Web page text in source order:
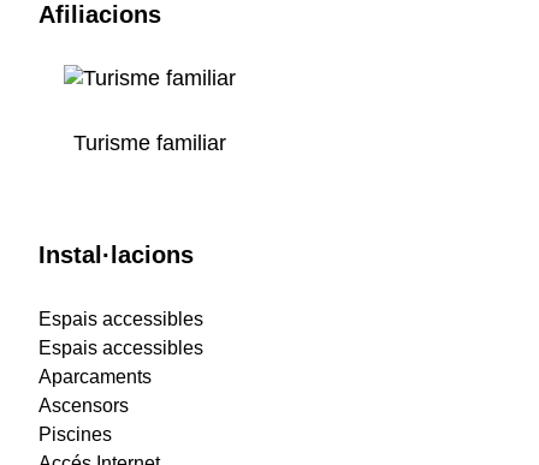
Afiliacions
Turisme familiar
Instal·lacions
Espais accessibles
Espais accessibles
Aparcaments
Ascensors
Piscines